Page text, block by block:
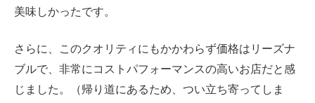
美味しかったです。
さらに、このクオリティにもかかわらず価格はリーズナ
ブルで、非常にコストパフォーマンスの高いお店だと感
じました。（帰り道にあるため、つい立ち寄ってしま